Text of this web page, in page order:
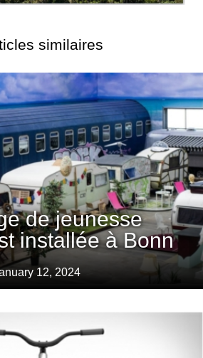
similaires
de jeunesse
installée à Bonn
12, 2024